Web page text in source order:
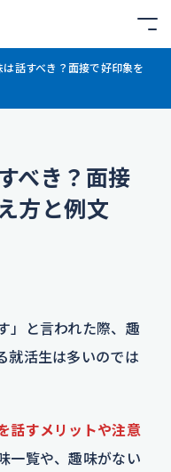
は話すべき？面接で好印象を
べき？面接
方と例文
」と言われた際、趣
就活生は多いのでは
話すメリットや注意
一覧や、趣味がない